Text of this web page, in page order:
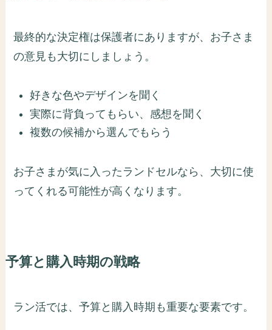
最終的な決定権は保護者にありますが、お子さま
の意見も大切にしましょう。
好きな色やデザインを聞く
実際に背負ってもらい、感想を聞く
複数の候補から選んでもらう
お子さまが気に入ったランドセルなら、大切に使
ってくれる可能性が高くなります。
予算と購入時期の戦略
ラン活では、予算と購入時期も重要な要素です。